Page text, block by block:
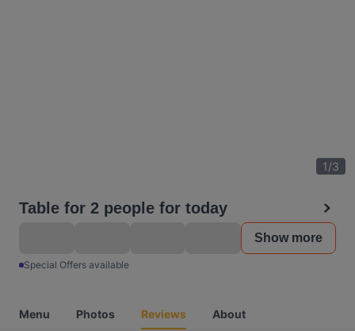
1/3
Table for 2 people for today
Show more
Special Offers available
Menu Photos Reviews About